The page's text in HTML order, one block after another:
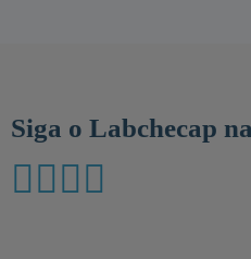
Siga o Labchecap